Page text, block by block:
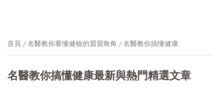
首頁 名醫教你看懂健檢的眉眉角角 名醫教你搞懂健康
名醫教你搞懂健康最新與熱門精選文章